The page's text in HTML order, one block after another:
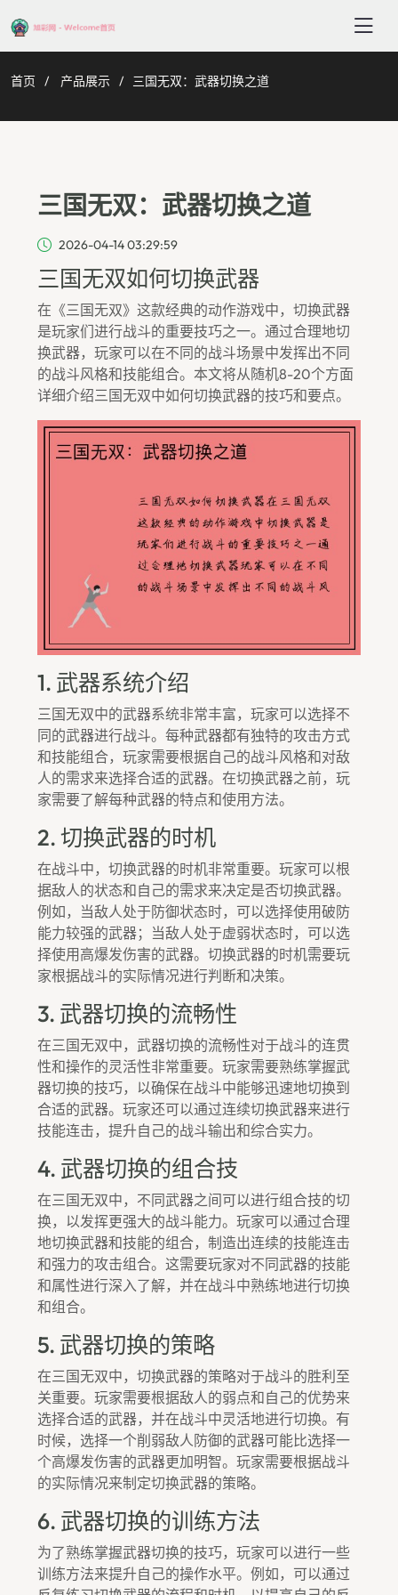
首页 产品展示 三国无双：武器切换之道
三国无双：武器切换之道
2026-04-14 03:29:59
三国无双如何切换武器
在《三国无双》这款经典的动作游戏中，切换武器
是玩家们进行战斗的重要技巧之一。通过合理地切
换武器，玩家可以在不同的战斗场景中发挥出不同
的战斗风格和技能组合。本文将从随机8-20个方面
详细介绍三国无双中如何切换武器的技巧和要点。
1. 武器系统介绍
三国无双中的武器系统非常丰富，玩家可以选择不
同的武器进行战斗。每种武器都有独特的攻击方式
和技能组合，玩家需要根据自己的战斗风格和对敌
人的需求来选择合适的武器。在切换武器之前，玩
家需要了解每种武器的特点和使用方法。
2. 切换武器的时机
在战斗中，切换武器的时机非常重要。玩家可以根
据敌人的状态和自己的需求来决定是否切换武器。
例如，当敌人处于防御状态时，可以选择使用破防
能力较强的武器；当敌人处于虚弱状态时，可以选
择使用高爆发伤害的武器。切换武器的时机需要玩
家根据战斗的实际情况进行判断和决策。
3. 武器切换的流畅性
在三国无双中，武器切换的流畅性对于战斗的连贯
性和操作的灵活性非常重要。玩家需要熟练掌握武
器切换的技巧，以确保在战斗中能够迅速地切换到
合适的武器。玩家还可以通过连续切换武器来进行
技能连击，提升自己的战斗输出和综合实力。
4. 武器切换的组合技
在三国无双中，不同武器之间可以进行组合技的切
换，以发挥更强大的战斗能力。玩家可以通过合理
地切换武器和技能的组合，制造出连续的技能连击
和强力的攻击组合。这需要玩家对不同武器的技能
和属性进行深入了解，并在战斗中熟练地进行切换
和组合。
5. 武器切换的策略
在三国无双中，切换武器的策略对于战斗的胜利至
关重要。玩家需要根据敌人的弱点和自己的优势来
选择合适的武器，并在战斗中灵活地进行切换。有
时候，选择一个削弱敌人防御的武器可能比选择一
个高爆发伤害的武器更加明智。玩家需要根据战斗
的实际情况来制定切换武器的策略。
6. 武器切换的训练方法
为了熟练掌握武器切换的技巧，玩家可以进行一些
训练方法来提升自己的操作水平。例如，可以通过